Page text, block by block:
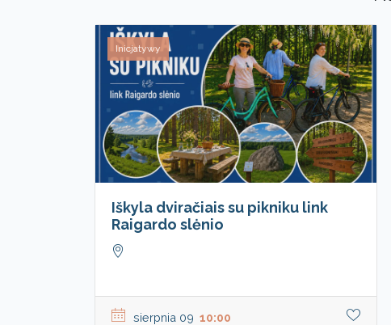
Inicjatywy
Iškyla dviračiais su pikniku link
Raigardo slėnio
sierpnia 09 10:00